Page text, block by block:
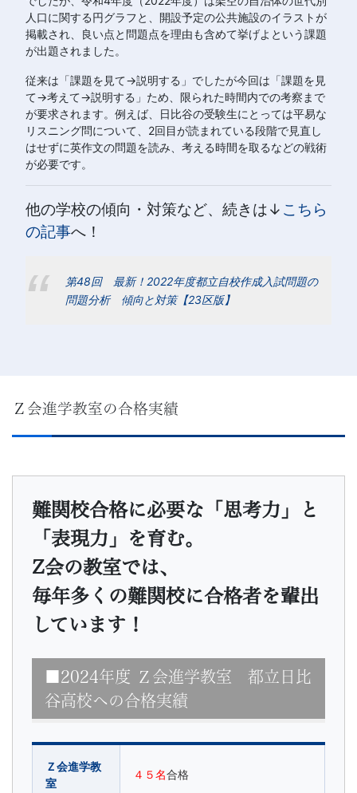
人口に関する円グラフと、開設予定の公共施設のイラストが
掲載され、良い点と問題点を理由も含めて挙げよという課題
が出題されました。
従来は「課題を見て→説明する」でしたが今回は「課題を見
て→考えて→説明する」ため、限られた時間内での考察まで
が要求されます。例えば、日比谷の受験生にとっては平易な
リスニング問について、2回目が読まれている段階で見直し
はせずに英作文の問題を読み、考える時間を取るなどの戦術
が必要です。
他の学校の傾向・対策など、続きは↓ こちら
の記事へ！
第48回 最新！2022年度都立自校作成入試問題の
問題分析 傾向と対策【23区版】
Ｚ会進学教室の合格実績
難関校合格に必要な「思考力」と
「表現力」を育む。
Z会の教室では、
毎年多くの難関校に合格者を輩出
しています！
■2024年度 Ｚ会進学教室 都立日比
谷高校への合格実績
Ｚ会進学教
室
４５名合格